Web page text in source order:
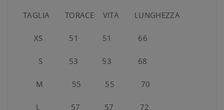
TAGLIA TORACE VITA LUNGHEZZA
XS 51 51 66
S 53 53 68
M 55 55 70
L 57 57 72